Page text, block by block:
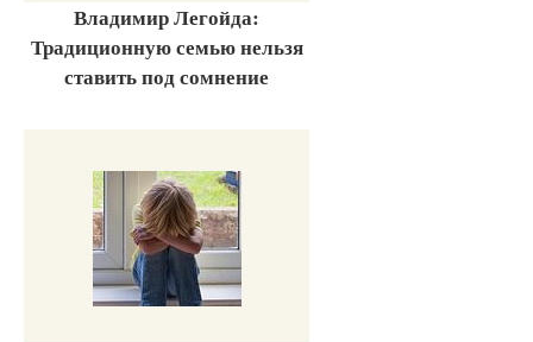
Владимир Легойда:
Традиционную семью нельзя
ставить под сомнение